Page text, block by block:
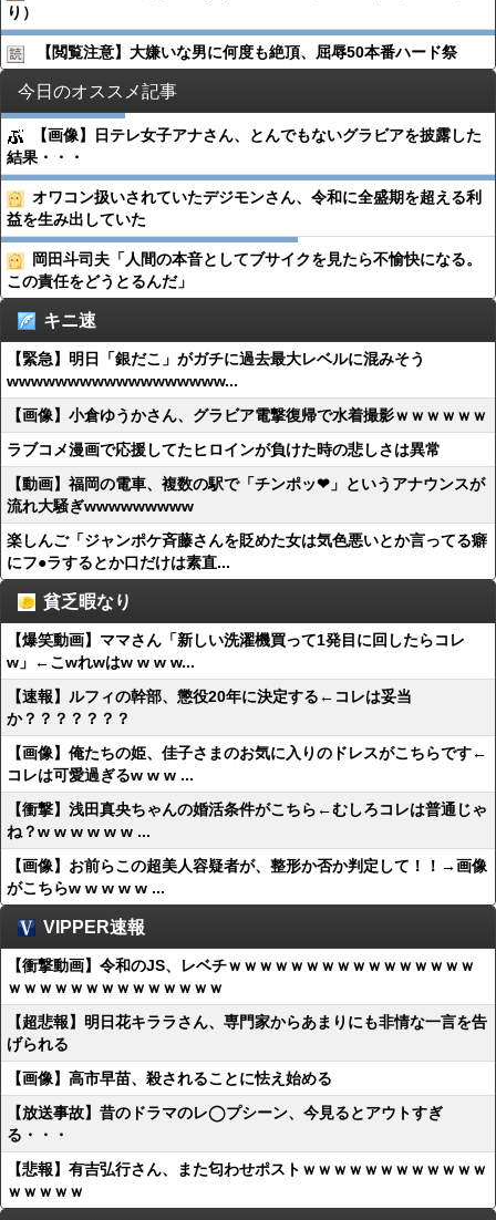
り）
【閲覧注意】大嫌いな男に何度も絶頂、屈辱50本番ハード祭
今日のオススメ記事
【画像】日テレ女子アナさん、とんでもないグラビアを披露した
結果・・・
オワコン扱いされていたデジモンさん、令和に全盛期を超える利
益を生み出していた
岡田斗司夫「人間の本音としてブサイクを見たら不愉快になる。
この責任をどうとるんだ」
キニ速
【緊急】明日「銀だこ」がガチに過去最大レベルに混みそう
wwwwwwwwwwwwwwwwww...
【画像】小倉ゆうかさん、グラビア電撃復帰で水着撮影ｗｗｗｗｗｗ
ラブコメ漫画で応援してたヒロインが負けた時の悲しさは異常
【動画】福岡の電車、複数の駅で「チンポッ❤」というアナウンスが
流れ大騒ぎwwwwwwwww
楽しんご「ジャンポケ斉藤さんを貶めた女は気色悪いとか言ってる癖
にフ●ラするとか口だけは素直...
貧乏暇なり
【爆笑動画】ママさん「新しい洗濯機買って1発目に回したらコレ
w」←こwれwはw w w w...
【速報】ルフィの幹部、懲役20年に決定する←コレは妥当
か？？？？？？？
【画像】俺たちの姫、佳子さまのお気に入りのドレスがこちらです←
コレは可愛過ぎるw w w ...
【衝撃】浅田真央ちゃんの婚活条件がこちら←むしろコレは普通じゃ
ね？w w w w w w ...
【画像】お前らこの超美人容疑者が、整形か否か判定して！！→画像
がこちらw w w w w ...
VIPPER速報
【衝撃動画】令和のJS、レベチｗｗｗｗｗｗｗｗｗｗｗｗｗｗｗｗ
ｗｗｗｗｗｗｗｗｗｗｗｗｗｗ
【超悲報】明日花キララさん、専門家からあまりにも非情な一言を告
げられる
【画像】高市早苗、殺されることに怯え始める
【放送事故】昔のドラマのレ◯プシーン、今見るとアウトすぎ
る・・・
【悲報】有吉弘行さん、また匂わせポストｗｗｗｗｗｗｗｗｗｗｗｗ
ｗｗｗｗｗ